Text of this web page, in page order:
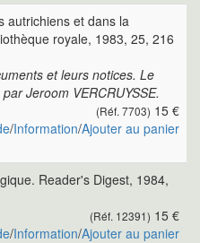
autrichiens et dans la
royale, 1983, 25, 216
et leurs notices. Le
Jeroom VERCRUYSSE.
(Réf. 7703) 15 €
/Information/Ajouter au panier
Reader's Digest, 1984,
(Réf. 12391) 15 €
/Information/Ajouter au panier